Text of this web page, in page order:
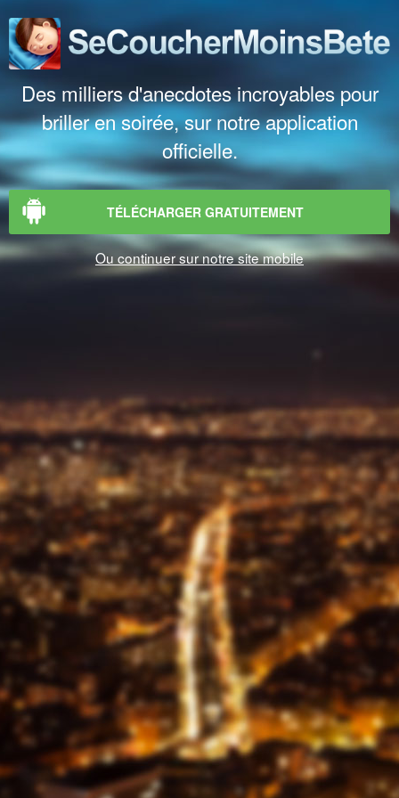
Des milliers d'anecdotes incroyables pour
briller en soirée, sur notre application
officielle.
TÉLÉCHARGER GRATUITEMENT
Ou continuer sur notre site mobile